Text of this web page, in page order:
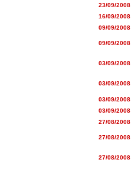
23/09/2008
16/09/2008
09/09/2008
09/09/2008
03/09/2008
03/09/2008
03/09/2008
03/09/2008
27/08/2008
27/08/2008
27/08/2008